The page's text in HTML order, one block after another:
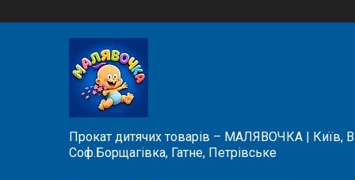
Прокат дитячих товарів – МАЛЯВОЧКА | Київ,
Соф.Борщагівка, Гатне, Петрівське